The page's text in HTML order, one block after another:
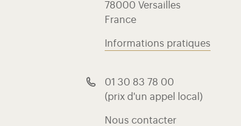
78000 Versailles
France
Informations pratiques
01 30 83 78 00
(prix d'un appel local)
Nous contacter